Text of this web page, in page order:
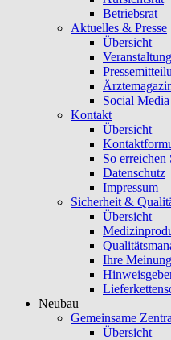
Betriebsrat
Aktuelles & Presse
Übersicht
Social Media
Kontakt
Übersicht
So erreichen
Datenschutz
Impressum
Sicherheit &
Übersicht
Ihre
Neubau
Gemeinsame
Übersicht